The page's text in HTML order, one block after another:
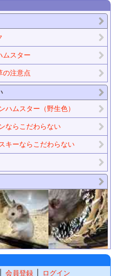
ムスター
の注意点
ムスター（野生色）
ならこだわらない
キーならこだわらない
会員登録 ログイン